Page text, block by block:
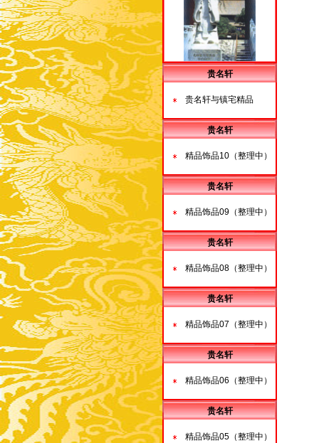
贵名轩
贵名轩与镇宅精品
贵名轩
精品饰品10（整理中）
贵名轩
精品饰品09（整理中）
贵名轩
精品饰品08（整理中）
贵名轩
精品饰品07（整理中）
贵名轩
精品饰品06（整理中）
贵名轩
精品饰品05（整理中）